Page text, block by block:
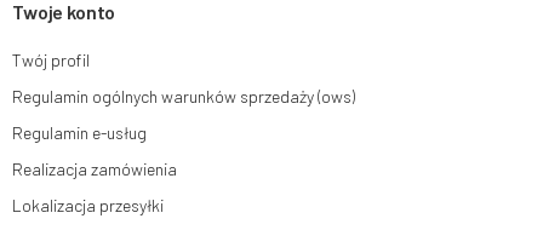
Twoje konto
Twój profil
Regulamin ogólnych warunków sprzedaży (ows)
Regulamin e-usług
Realizacja zamówienia
Lokalizacja przesyłki